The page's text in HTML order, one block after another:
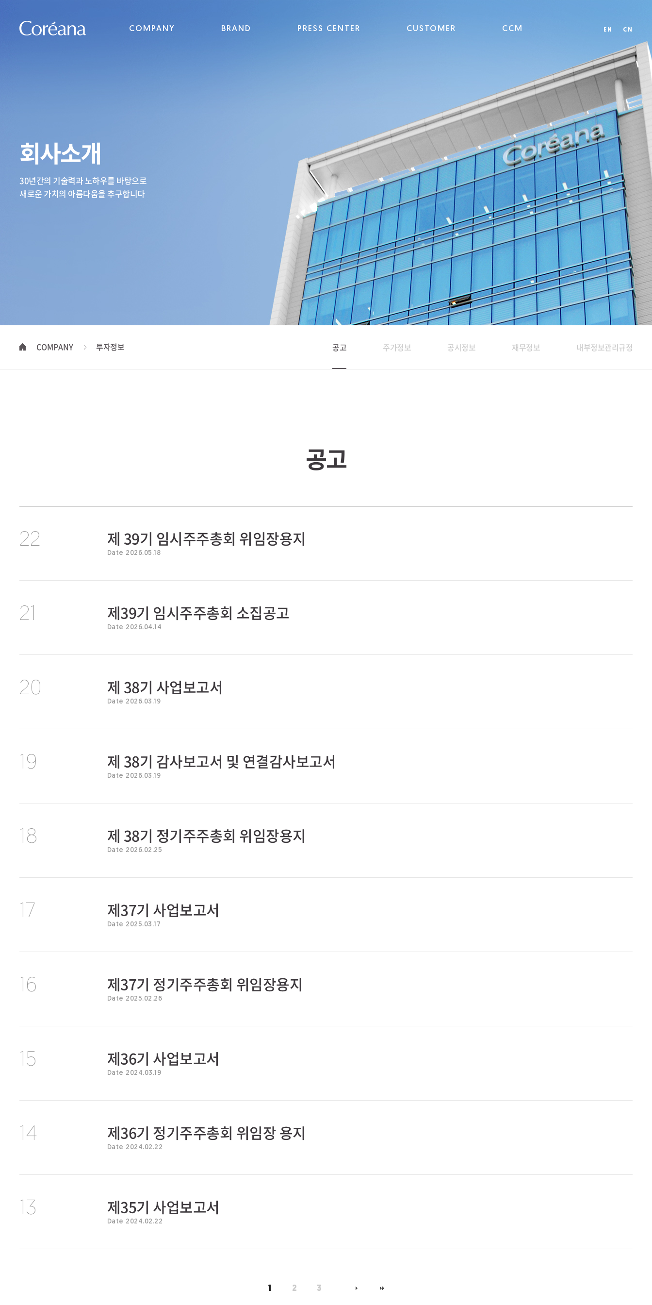
COMPANY BRAND PRESS CENTER CUSTOMER CCM EN CN
회사소개
30년간의 기술력과 노하우를 바탕으로
새로운 가치의 아름다움을 추구합니다
COMPANY 투자정보 공고 주가정보 공시정보 재무정보 내부정보관리규정
22 제 39기 임시주주총회 위임장용지
Date 2026.05.18
21 제39기 임시주주총회 소집공고
Date 2026.04.14
20 제 38기 사업보고서
Date 2026.03.19
19 제 38기 감사보고서 및 연결감사보고서
Date 2026.03.19
18 제 38기 정기주주총회 위임장용지
Date 2026.02.25
17 제37기 사업보고서
Date 2025.03.17
16 제37기 정기주주총회 위임장용지
Date 2025.02.26
15 제36기 사업보고서
Date 2024.03.19
14 제36기 정기주주총회 위임장 용지
Date 2024.02.22
13 제35기 사업보고서
Date 2024.02.22
1 2 3